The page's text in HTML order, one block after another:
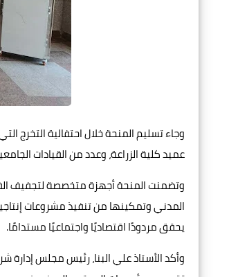
وجاء تسليم المنحة خلال احتفالية التخرج
عميد كلية الزراعة، وعدد من القيادات
وتضمنت المنحة أجهزة متخصصة لتجفيف
المدني وتمكينها من تنفيذ مشروعات
يحقق مردودًا اقتصاديًا واجتماعيًا مستدامًا.
وأكد الأستاذ علي البنا، رئيس مجلس إدارة